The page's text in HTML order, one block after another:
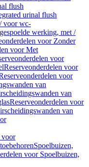
flush
urinal flush
voor wc-
werking, met /
voor Zonder
voor Met
voor
Reserveonderdelen voor
voor
van
van
Reserveonderdelen voor
van
voor
Spoelbuizen,
voor Spoelbuizen,